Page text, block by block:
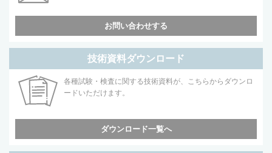
お問い合わせする
技術資料ダウンロード
各種試験・検査に関する技術資料が、こちらからダウンロ
ードいただけます。
ダウンロード一覧へ